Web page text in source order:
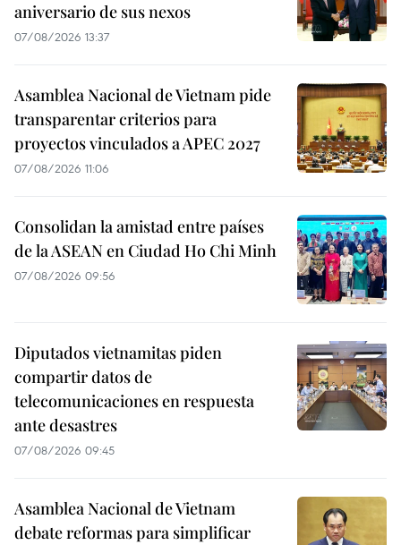
aniversario de sus nexos
07/08/2026 13:37
Asamblea Nacional de Vietnam pide
transparentar criterios para
proyectos vinculados a APEC 2027
07/08/2026 11:06
Consolidan la amistad entre países
de la ASEAN en Ciudad Ho Chi Minh
07/08/2026 09:56
Diputados vietnamitas piden
compartir datos de
telecomunicaciones en respuesta
ante desastres
07/08/2026 09:45
Asamblea Nacional de Vietnam
debate reformas para simplificar